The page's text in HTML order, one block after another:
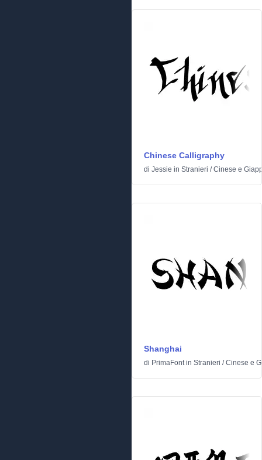
Chinese Calligraphy
di Jessie in Stranieri /Cinese e
Shanghai
di PrimaFontin Stranieri /Cinese e